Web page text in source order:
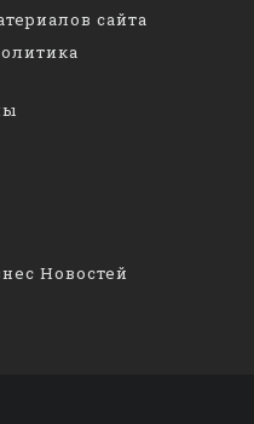
сайта
Новостей